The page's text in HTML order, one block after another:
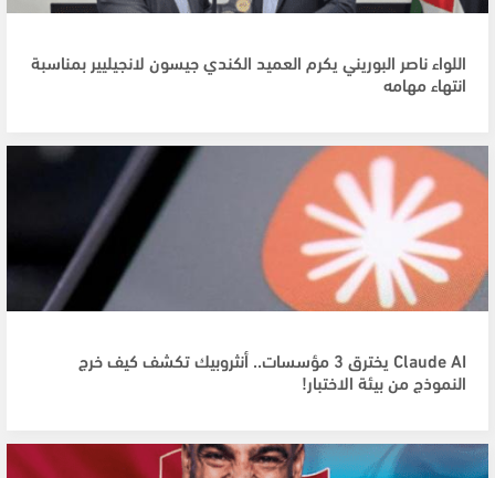
اللواء ناصر البوريني يكرم العميد الكندي جيسون لانجيليير بمناسبة
انتهاء مهامه
Claude AI يخترق 3 مؤسسات.. أنثروبيك تكشف كيف خرج
النموذج من بيئة الاختبار!